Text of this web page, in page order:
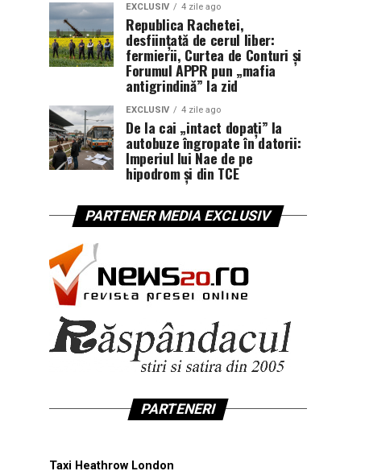
EXCLUSIV 4 zile ago
Republica Rachetei,
desființată de cerul liber:
fermierii, Curtea de Conturi și
Forumul APPR pun „mafia
antigrindină” la zid
EXCLUSIV 4 zile ago
De la cai „intact dopați” la
autobuze îngropate în datorii:
Imperiul lui Nae de pe
hipodrom și din TCE
PARTENER MEDIA EXCLUSIV
PARTENERI
Taxi Heathrow London